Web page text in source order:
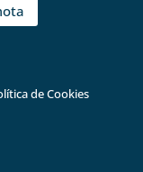
de Cookies